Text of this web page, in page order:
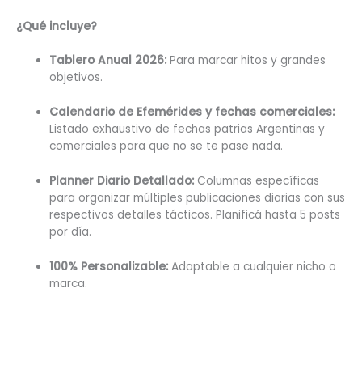
¿Qué incluye?
Tablero Anual 2026: Para marcar hitos y grandes
objetivos.
Calendario de Efemérides y fechas comerciales:
Listado exhaustivo de fechas patrias Argentinas y
comerciales para que no se te pase nada.
Planner Diario Detallado: Columnas específicas
para organizar múltiples publicaciones diarias con sus
respectivos detalles tácticos. Planificá hasta 5 posts
por día.
100% Personalizable: Adaptable a cualquier nicho o
marca.